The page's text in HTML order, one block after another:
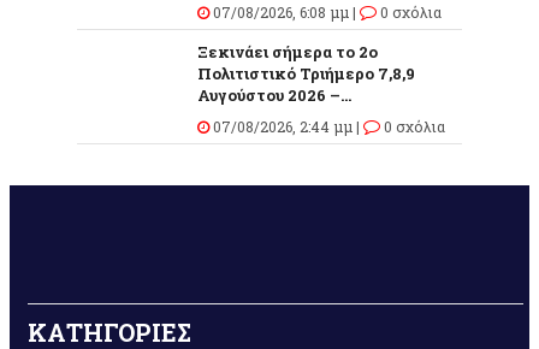
07/08/2026, 6:08 μμ | 0 σχόλια
Ξεκινάει σήμερα το 2ο
Πολιτιστικό Τριήμερο 7,8,9
Αυγούστου 2026 –...
07/08/2026, 2:44 μμ | 0 σχόλια
ΚΑΤΗΓΟΡΙΕΣ